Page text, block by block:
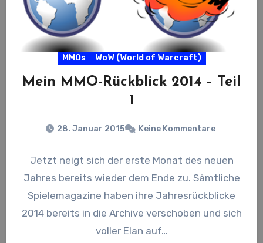
MMOs WoW (World of Warcraft)
Mein MMO-Rückblick 2014 – Teil
1
28. Januar 2015 Keine Kommentare
Jetzt neigt sich der erste Monat des neuen
Jahres bereits wieder dem Ende zu. Sämtliche
Spielemagazine haben ihre Jahresrückblicke
2014 bereits in die Archive verschoben und sich
voller Elan auf…